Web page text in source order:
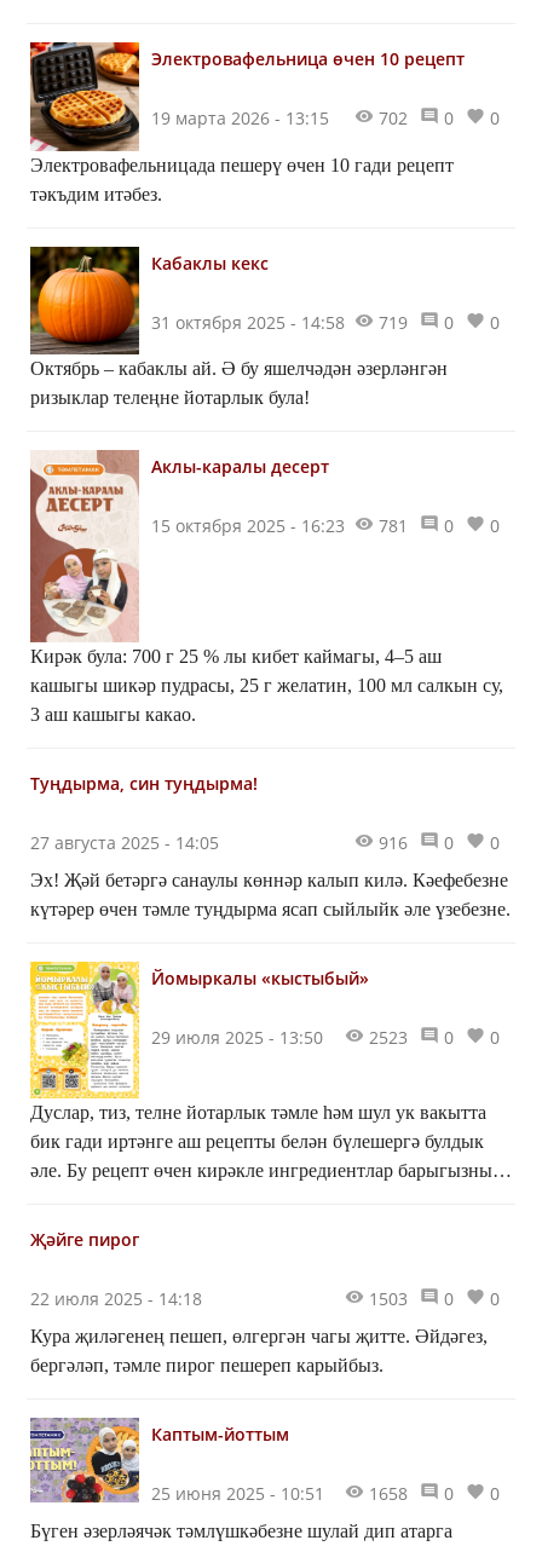
Электровафельница өчен 10 рецепт
19 марта 2026 - 13:15 702 0 0
Электровафельницада пешерү өчен 10 гади рецепт
тәкъдим итәбез.
Кабаклы кекс
31 октября 2025 - 14:58 719 0 0
Октябрь – кабаклы ай. Ә бу яшелчәдән әзерләнгән
ризыклар телеңне йотарлык була!
Аклы-каралы десерт
15 октября 2025 - 16:23 781 0 0
Кирәк була: 700 г 25 % лы кибет каймагы, 4–5 аш
кашыгы шикәр пудрасы, 25 г желатин, 100 мл салкын су,
3 аш кашыгы какао.
Туңдырма, син туңдырма!
27 августа 2025 - 14:05 916 0 0
Эх! Җәй бетәргә санаулы көннәр калып килә. Кәефебезне
күтәрер өчен тәмле туңдырма ясап сыйлыйк әле үзебезне.
Йомыркалы «кыстыбый»
29 июля 2025 - 13:50 2523 0 0
Дуслар, тиз, телне йотарлык тәмле һәм шул ук вакытта
бик гади иртәнге аш рецепты белән бүлешергә булдык
әле. Бу рецепт өчен кирәкле ингредиентлар барыгызның
Җәйге пирог
22 июля 2025 - 14:18 1503 0 0
Кура җиләгенең пешеп, өлгергән чагы җитте. Әйдәгез,
бергәләп, тәмле пирог пешереп карыйбыз.
Каптым-йоттым
25 июня 2025 - 10:51 1658 0 0
Бүген әзерләячәк тәмлүшкәбезне шулай дип атарга